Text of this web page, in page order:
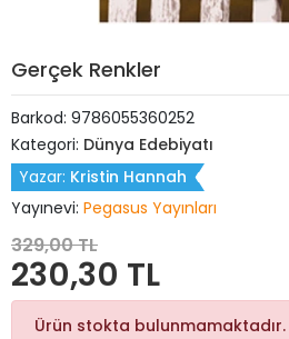
Gerçek Renkler
Barkod: 9786055360252
Kategori: Dünya Edebiyatı
Yazar: Kristin Hannah
Yayınevi: Pegasus Yayınları
329,00 TL
230,30 TL
Ürün stokta bulunmamaktadır.